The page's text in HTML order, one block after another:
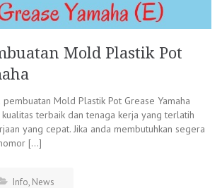
Mold Plastik Pot
Mold Plastik Pot Grease Yamaha
terbaik dan tenaga kerja yang terlatih
yang cepat. Jika anda membutuhkan segera
[…]
Info, News